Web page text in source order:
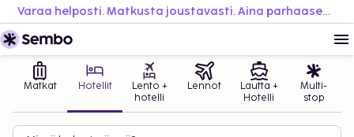
Varaa helposti. Matkusta joustavasti. Aina parhaaseen hintaan.
Matkat Hotellit
Lento +
hotelli
Lennot
Lautta +
Hotelli
Multi-
stop